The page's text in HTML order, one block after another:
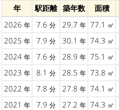
年 駅距離 築年数 面積
2026 年 7.6 分 29.7 年 77.1 ㎡
2025 年 7.9 分 30.1 年 74.3 ㎡
2024 年 7.6 分 28.9 年 75.1 ㎡
2023 年 8.1 分 28.5 年 73.8 ㎡
2022 年 7.8 分 27.8 年 74.1 ㎡
2021 年 7.9 分 27.2 年 74.3 ㎡